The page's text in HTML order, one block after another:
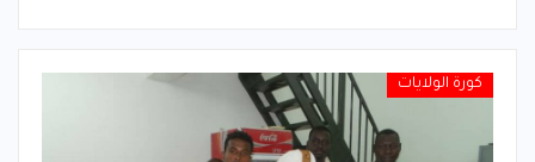
كورة الولايات